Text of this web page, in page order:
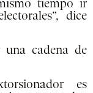
tiempo ir
dice
cadena de
es